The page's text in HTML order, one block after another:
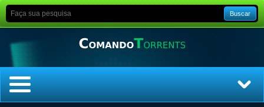
Buscar